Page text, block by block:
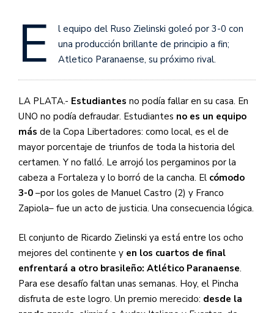
E
l equipo del Ruso Zielinski goleó por 3-0 con
una producción brillante de principio a fin;
Atletico Paranaense, su próximo rival.
LA PLATA.- Estudiantes no podía fallar en su casa. En
UNO no podía defraudar. Estudiantes no es un equipo
más de la Copa Libertadores: como local, es el de
mayor porcentaje de triunfos de toda la historia del
certamen. Y no falló. Le arrojó los pergaminos por la
cabeza a Fortaleza y lo borró de la cancha. El cómodo
3-0 –por los goles de Manuel Castro (2) y Franco
Zapiola– fue un acto de justicia. Una consecuencia lógica.
El conjunto de Ricardo Zielinski ya está entre los ocho
mejores del continente y en los cuartos de final
enfrentará a otro brasileño: Atlético Paranaense.
Para ese desafío faltan unas semanas. Hoy, el Pincha
disfruta de este logro. Un premio merecido: desde la